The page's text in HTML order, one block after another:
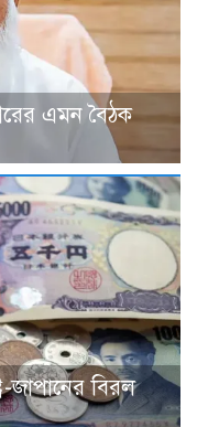
গরের এমন বৈঠক
জাপানের বিরল